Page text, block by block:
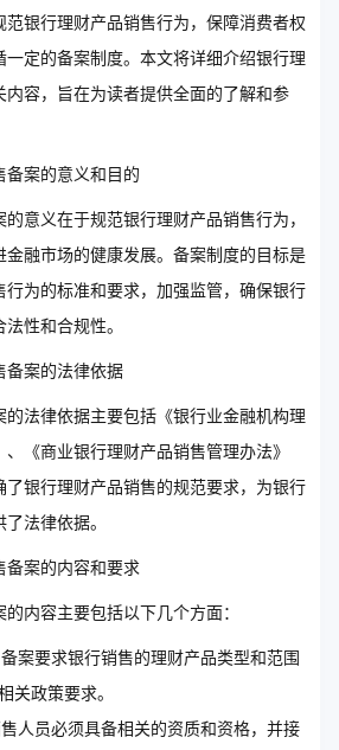
银行理财产品销售行为，保障消费者权
定的备案制度。本文将详细介绍银行理
内容，旨在为读者提供全面的了解和参
备案的意义和目的
意义在于规范银行理财产品销售行为，
融市场的健康发展。备案制度的目标是
行为的标准和要求，加强监管，确保银行
性和合规性。
备案的法律依据
法律依据主要包括《银行业金融机构理
《商业银行理财产品销售管理办法》
银行理财产品销售的规范要求，为银行
法律依据。
备案的内容和要求
内容主要包括以下几个方面：
案要求银行销售的理财产品类型和范围
关政策要求。
人员必须具备相关的资质和资格，并接